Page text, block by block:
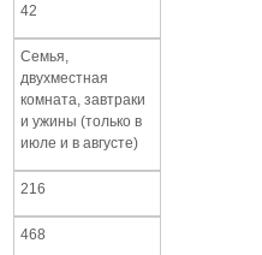
42
Семья,
двухместная
комната, завтраки
и ужины (только в
июле и в августе)
216
468